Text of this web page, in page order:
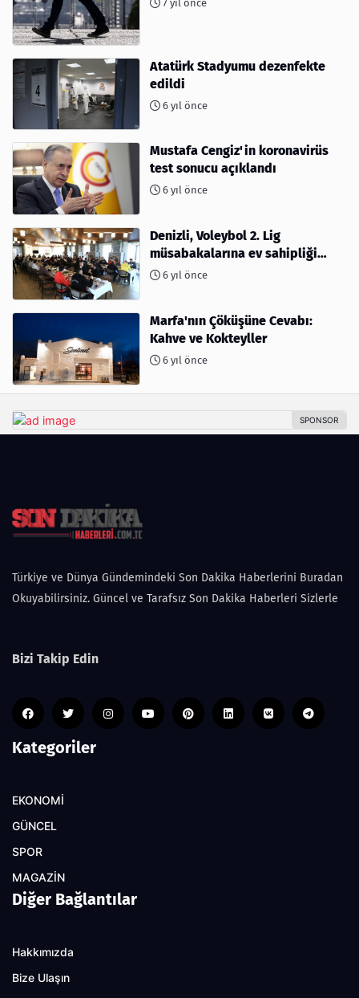
7 yıl önce
Atatürk Stadyumu dezenfekte
edildi
6 yıl önce
Mustafa Cengiz'in koronavirüs
test sonucu açıklandı
6 yıl önce
Denizli, Voleybol 2. Lig
müsabakalarına ev sahipliği
yapıyor
6 yıl önce
Marfa'nın Çöküşüne Cevabı:
Kahve ve Kokteyller
6 yıl önce
Türkiye ve Dünya Gündemindeki Son Dakika Haberlerini Buradan
Okuyabilirsiniz. Güncel ve Tarafsız Son Dakika Haberleri Sizlerle
Bizi Takip Edin
Kategoriler
EKONOMİ
GÜNCEL
SPOR
MAGAZİN
Diğer Bağlantılar
Hakkımızda
Bize Ulaşın